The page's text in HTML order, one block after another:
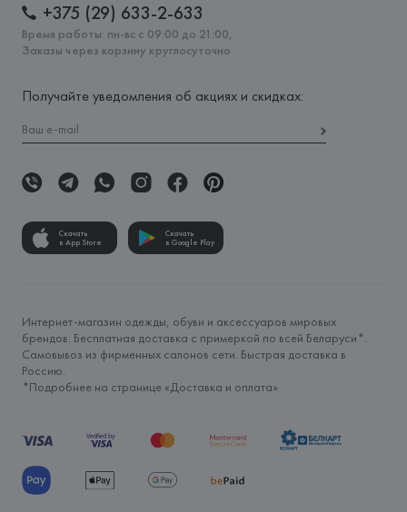
+375 (29) 633-2-633
Время работы: пн-вс с 09:00 до 21:00,
Заказы через корзину круглосуточно
Получайте уведомления об акциях и скидках:
Скачать
в App Store
Скачать
в Google Play
Интернет-магазин одежды, обуви и аксессуаров мировых
брендов. Бесплатная доставка с примеркой по всей Беларуси*.
Самовывоз из фирменных салонов сети. Быстрая доставка в
Россию.
*Подробнее на странице «Доставка и оплата»